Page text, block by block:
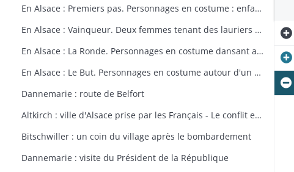
En Alsace : Premiers pas. Personnages en costume : enfant allant vers le drapeau français. Dessin par Delalain.
En Alsace : Vainqueur. Deux femmes tenant des lauriers et un homme en costume. Dessin par Delalain.
En Alsace : La Ronde. Personnages en costume dansant autour du drapeau français. Dessin par Delalain.
En Alsace : Le But. Personnages en costume autour d'un drapeau français. Dessin par Delalain
Dannemarie : route de Belfort
Altkirch : ville d'Alsace prise par les Français - Le conflit européen en 1914
Bitschwiller : un coin du village après le bombardement
Dannemarie : visite du Président de la République